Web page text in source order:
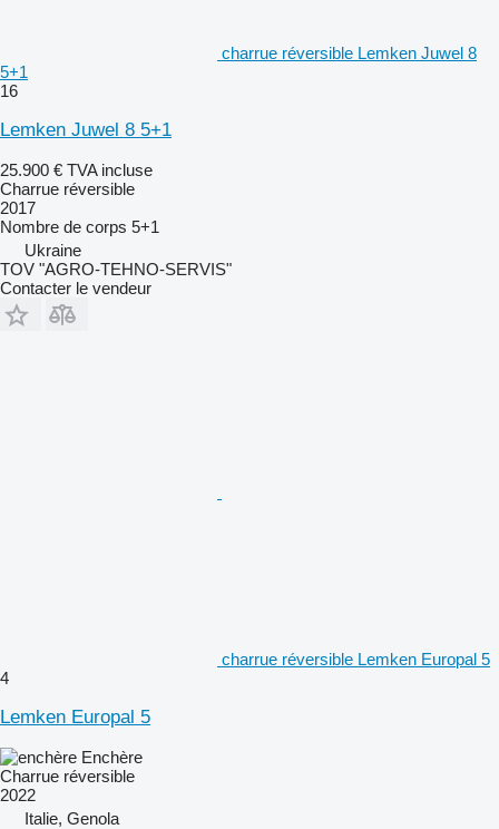
charrue réversible Lemken Juwel 8
5+1
16
Lemken Juwel 8 5+1
25.900 € TVA incluse
Charrue réversible
2017
Nombre de corps 5+1
Ukraine
TOV "AGRO-TEHNO-SERVIS"
Contacter le vendeur
charrue réversible Lemken Europal 5
4
Lemken Europal 5
Enchère
Charrue réversible
2022
Italie, Genola